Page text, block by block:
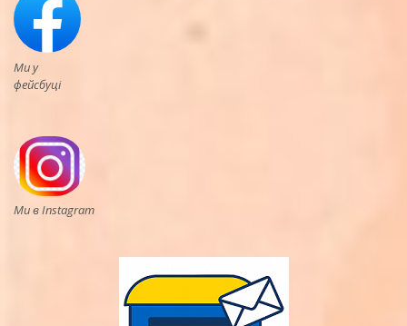
Ми у
фейсбуці
Ми в Instagram